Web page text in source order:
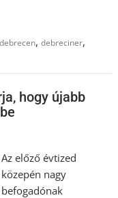
debrecen,debreciner,
hogy újabb
Az előző évtized
közepén nagy
befogadónak